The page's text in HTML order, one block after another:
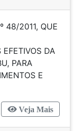
48/2011, QUE
EFETIVOS DA
PARA
E
Veja Mais